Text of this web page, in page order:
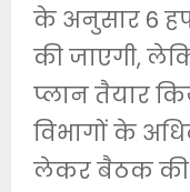
के अनुसार 6
की जाएगी,
प्लान तैयार
विभागों के
लेकर बैठक की